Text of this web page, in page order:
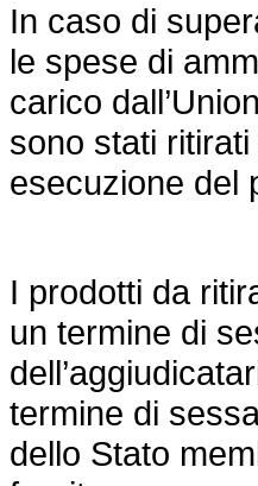
In caso di
le spese di
carico
sono stati ritirati
esecuzione del
I prodotti da
un termine di
termine di
dello Stato